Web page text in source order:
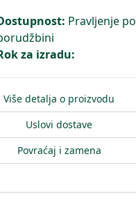
: Pravljenje po
za izradu:
Više detalja o proizvodu
Uslovi dostave
Povraćaj i zamena